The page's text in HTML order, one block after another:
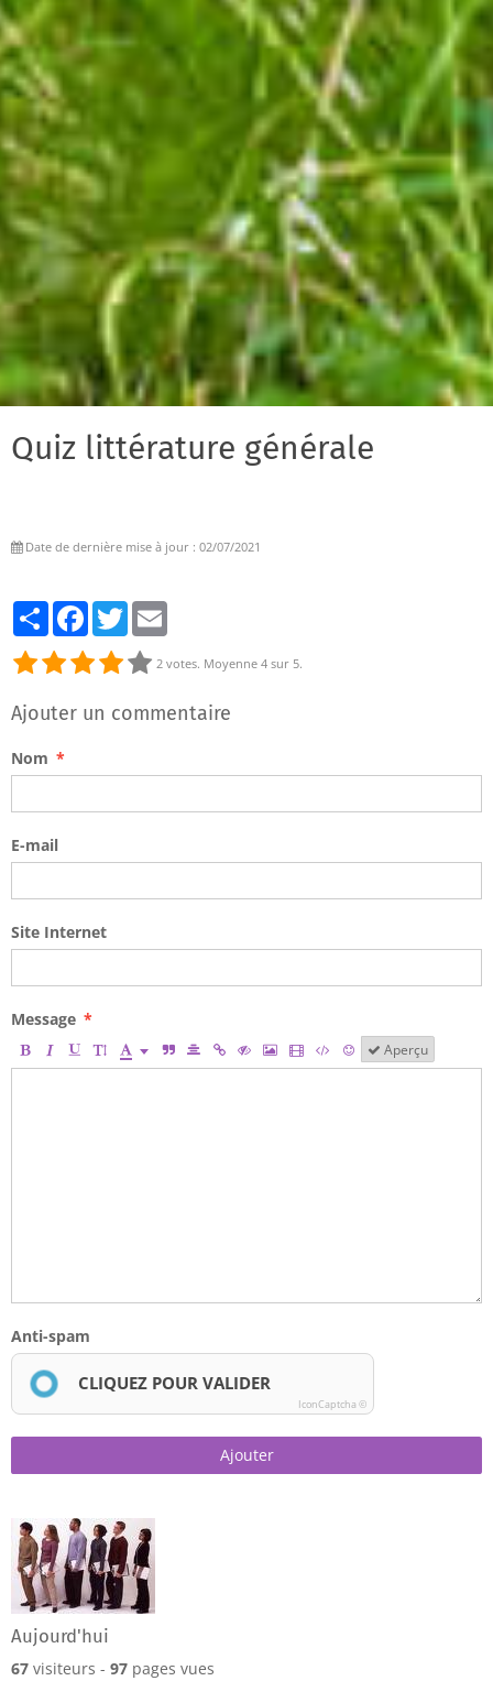
Quiz littérature générale
Date de dernière mise à jour : 02/07/2021
PartagerFacebook
Twitter
2 votes. Moyenne 4 sur 5.
Ajouter un commentaire
Nom
E-mail
Site Internet
Message
Aperçu
Anti-spam
CLIQUEZ POUR VALIDER
IconCaptcha ©
Ajouter
Aujourd'hui
67 visiteurs - 97 pages vues